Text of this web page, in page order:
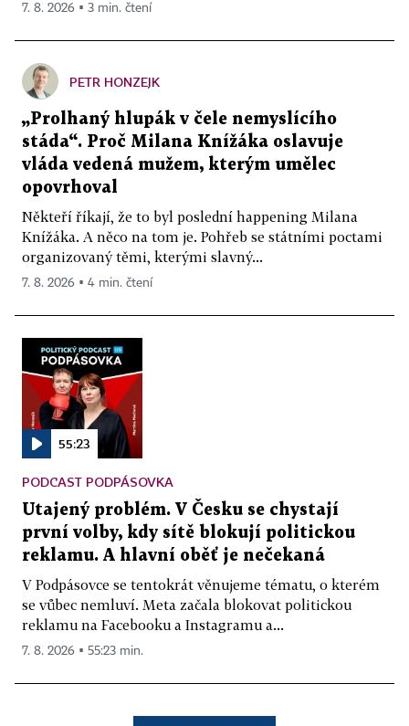
7. 8. 2026 ▪ 3 min. čtení
PETR HONZEJK
„Prolhaný hlupák v čele nemyslícího
stáda“. Proč Milana Knížáka oslavuje
vláda vedená mužem, kterým umělec
opovrhoval
Někteří říkají, že to byl poslední happening Milana
Knížáka. A něco na tom je. Pohřeb se státními poctami
organizovaný těmi, kterými slavný...
7. 8. 2026 ▪ 4 min. čtení
55:23
PODCAST PODPÁSOVKA
Utajený problém. V Česku se chystají
první volby, kdy sítě blokují politickou
reklamu. A hlavní oběť je nečekaná
V Podpásovce se tentokrát věnujeme tématu, o kterém
se vůbec nemluví. Meta začala blokovat politickou
reklamu na Facebooku a Instagramu a...
7. 8. 2026 ▪ 55:23 min.